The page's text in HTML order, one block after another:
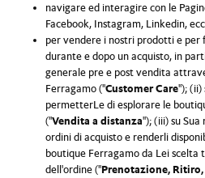
navigare ed interagire con le
Facebook, Instagram, Linkedin,
per vendere i nostri prodotti e per
durante e dopo un acquisto, in
generale pre e post vendita
Ferragamo ("Customer Care"); (ii)
permetterLe di esplorare le
("Vendita a distanza"); (iii) su
ordini di acquisto e renderli
boutique Ferragamo da Lei scelta
dell'ordine ("Prenotazione,